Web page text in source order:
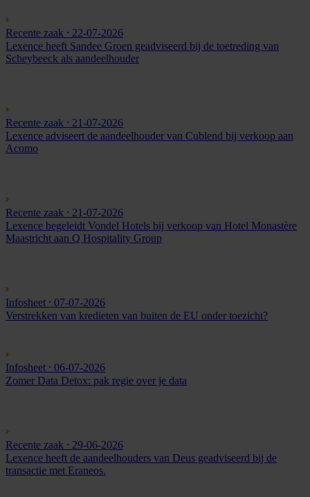
Recente zaak ⸱ 22-07-2026
Lexence heeft Sandee Groen geadviseerd bij de toetreding van
Scheybeeck als aandeelhouder
Recente zaak ⸱ 21-07-2026
Lexence adviseert de aandeelhouder van Cublend bij verkoop aan
Acomo
Recente zaak ⸱ 21-07-2026
Lexence begeleidt Vondel Hotels bij verkoop van Hotel Monastère
Maastricht aan Q Hospitality Group
Infosheet ⸱ 07-07-2026
Verstrekken van kredieten van buiten de EU onder toezicht?
Infosheet ⸱ 06-07-2026
Zomer Data Detox: pak regie over je data
Recente zaak ⸱ 29-06-2026
Lexence heeft de aandeelhouders van Deus geadviseerd bij de
transactie met Eraneos.